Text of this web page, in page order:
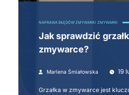
NAPRAWA BŁĘDÓW ZMYWARKI ZMYWARKI
Jak sprawdzić
zmywarce?
Marlena Śmiałowska 19
Grzałka w zmywarce jest